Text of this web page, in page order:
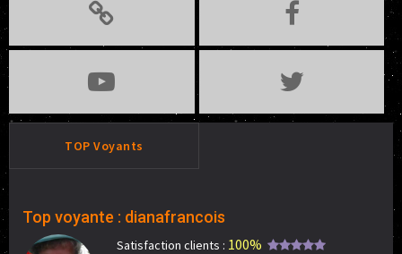
TOP Voyants
Top voyante : dianafrancois
Satisfaction clients : 100%